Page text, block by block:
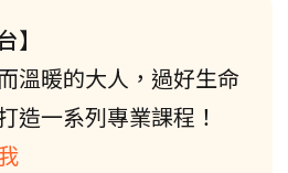
】
溫暖的大人，過好生命
造一系列專業課程！